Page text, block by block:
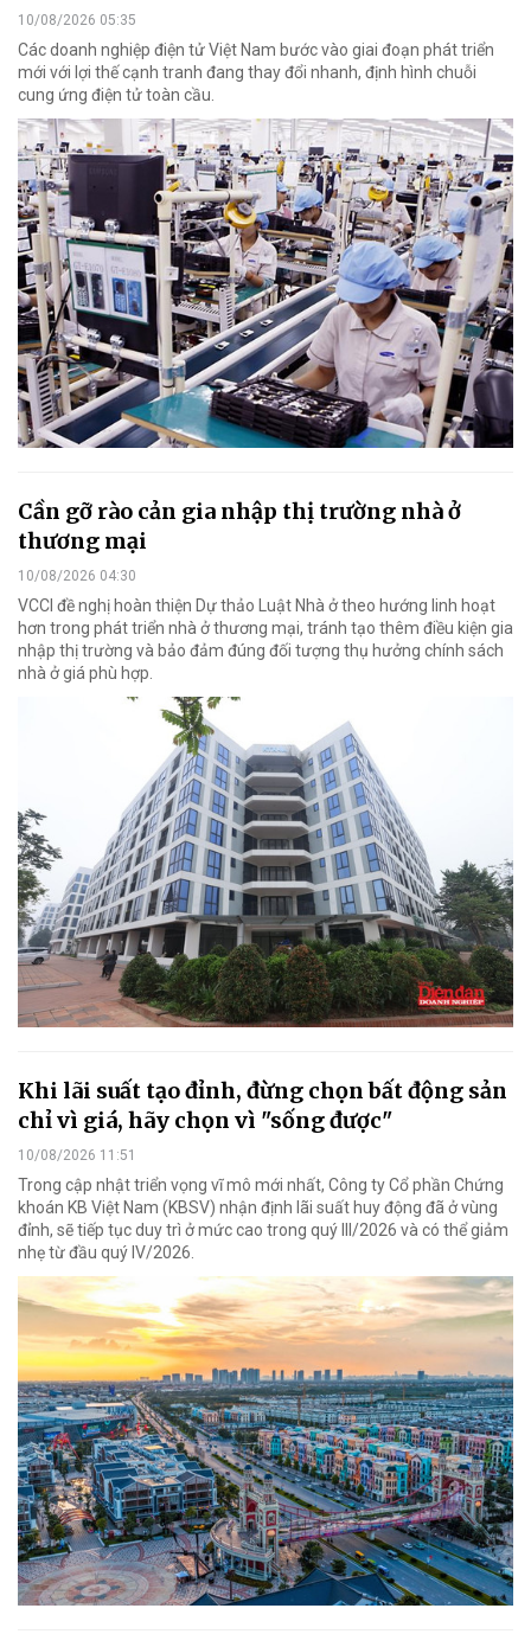
10/08/2026 05:35
Các doanh nghiệp điện tử Việt Nam bước vào giai đoạn phát triển
mới với lợi thế cạnh tranh đang thay đổi nhanh, định hình chuỗi
cung ứng điện tử toàn cầu.
Cần gỡ rào cản gia nhập thị trường nhà ở
thương mại
10/08/2026 04:30
VCCI đề nghị hoàn thiện Dự thảo Luật Nhà ở theo hướng linh hoạt
hơn trong phát triển nhà ở thương mại, tránh tạo thêm điều kiện gia
nhập thị trường và bảo đảm đúng đối tượng thụ hưởng chính sách
nhà ở giá phù hợp.
Khi lãi suất tạo đỉnh, đừng chọn bất động sản
chỉ vì giá, hãy chọn vì "sống được"
10/08/2026 11:51
Trong cập nhật triển vọng vĩ mô mới nhất, Công ty Cổ phần Chứng
khoán KB Việt Nam (KBSV) nhận định lãi suất huy động đã ở vùng
đỉnh, sẽ tiếp tục duy trì ở mức cao trong quý III/2026 và có thể giảm
nhẹ từ đầu quý IV/2026.